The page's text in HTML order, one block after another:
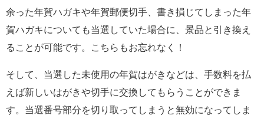
余った年賀ハガキや年賀郵便切手、書き損じてしまった年
賀ハガキについても当選していた場合に、景品と引き換え
ることが可能です。こちらもお忘れなく！
そして、当選した未使用の年賀はがきなどは、手数料を払
えば新しいはがきや切手に交換してもらうことができま
す。当選番号部分を切り取ってしまうと無効になってしま